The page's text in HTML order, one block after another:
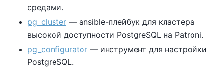
средами.
pg_cluster — ansible-плейбук для кластера
высокой доступности PostgreSQL на Patroni.
pg_configurator — инструмент для настройки
PostgreSQL.